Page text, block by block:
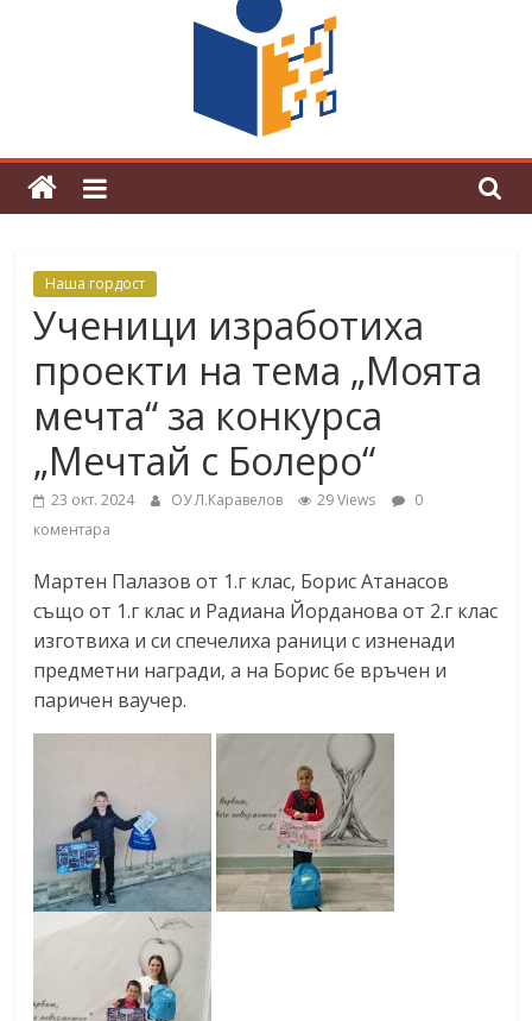
Магията на Андерсен оживя в ОУ
„Любен Каравелов“
Наша гордост
Ученици изработиха
проекти на тема „Моята
мечта“ за конкурса
„Мечтай с Болеро“
23 окт. 2024 ОУ Л.Каравелов 29 Views
0
коментара
Мартен Палазов от 1.г клас, Борис Атанасов
също от 1.г клас и Радиана Йорданова от 2.г клас
изготвиха и си спечелиха раници с изненади
предметни награди, а на Борис бе връчен и
паричен ваучер.